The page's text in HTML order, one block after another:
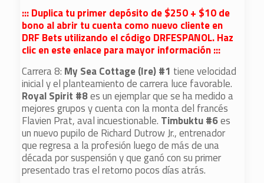
::: Duplica tu primer depósito de $250 + $10 de
bono al abrir tu cuenta como nuevo cliente en
DRF Bets utilizando el código DRFESPANOL. Haz
clic en este enlace para mayor información :::
Carrera 8: My Sea Cottage (Ire) #1 tiene velocidad
inicial y el planteamiento de carrera luce favorable.
Royal Spirit #8es un ejemplar que se ha medido a
mejores grupos y cuenta con la monta del francés
Flavien Prat, aval incuestionable. Timbuktu #6es
un nuevo pupilo de Richard Dutrow Jr., entrenador
que regresa a la profesión luego de más de una
década por suspensión y que ganó con su primer
presentado tras el retorno pocos días atrás.